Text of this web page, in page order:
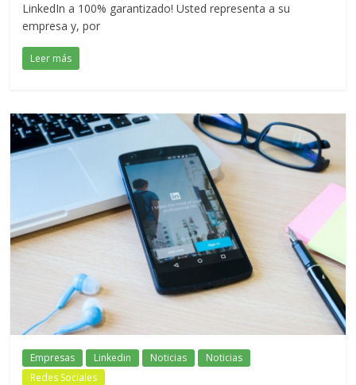
LinkedIn a 100% garantizado! Usted representa a su
empresa y, por
Leer más
Empresas Linkedin Noticias
Noticias
Redes Sociales